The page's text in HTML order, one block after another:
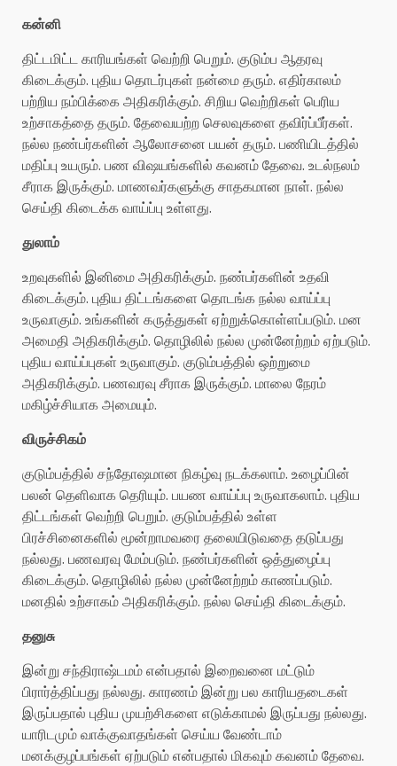
கன்னி
திட்டமிட்ட காரியங்கள் வெற்றி பெறும். குடும்ப ஆதரவு
கிடைக்கும். புதிய தொடர்புகள் நன்மை தரும். எதிர்காலம்
பற்றிய நம்பிக்கை அதிகரிக்கும். சிறிய வெற்றிகள் பெரிய
உற்சாகத்தை தரும். தேவையற்ற செலவுகளை தவிர்ப்பீர்கள்.
நல்ல நண்பர்களின் ஆலோசனை பயன் தரும். பணியிடத்தில்
மதிப்பு உயரும். பண விஷயங்களில் கவனம் தேவை. உடல்நலம்
சீராக இருக்கும். மாணவர்களுக்கு சாதகமான நாள். நல்ல
செய்தி கிடைக்க வாய்ப்பு உள்ளது.
துலாம்
உறவுகளில் இனிமை அதிகரிக்கும். நண்பர்களின் உதவி
கிடைக்கும். புதிய திட்டங்களை தொடங்க நல்ல வாய்ப்பு
உருவாகும். உங்களின் கருத்துகள் ஏற்றுக்கொள்ளப்படும். மன
அமைதி அதிகரிக்கும். தொழிலில் நல்ல முன்னேற்றம் ஏற்படும்.
புதிய வாய்ப்புகள் உருவாகும். குடும்பத்தில் ஒற்றுமை
அதிகரிக்கும். பணவரவு சீராக இருக்கும். மாலை நேரம்
மகிழ்ச்சியாக அமையும்.
விருச்சிகம்
குடும்பத்தில் சந்தோஷமான நிகழ்வு நடக்கலாம். உழைப்பின்
பலன் தெளிவாக தெரியும். பயண வாய்ப்பு உருவாகலாம். புதிய
திட்டங்கள் வெற்றி பெறும். குடும்பத்தில் உள்ள
பிரச்சினைகளில் மூன்றாமவரை தலையிடுவதை தடுப்பது
நல்லது. பணவரவு மேம்படும். நண்பர்களின் ஒத்துழைப்பு
கிடைக்கும். தொழிலில் நல்ல முன்னேற்றம் காணப்படும்.
மனதில் உற்சாகம் அதிகரிக்கும். நல்ல செய்தி கிடைக்கும்.
தனுசு
இன்று சந்திராஷ்டமம் என்பதால் இறைவனை மட்டும்
பிரார்த்திப்பது நல்லது. காரணம் இன்று பல காரியதடைகள்
இருப்பதால் புதிய முயற்சிகளை எடுக்காமல் இருப்பது நல்லது.
யாரிடமும் வாக்குவாதங்கள் செய்ய வேண்டாம்
மனக்குழப்பங்கள் ஏற்படும் என்பதால் மிகவும் கவனம் தேவை.